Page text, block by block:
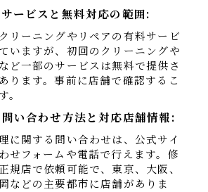
ービスと無料対応の範囲:
リーニングやリペアの有料サービ
いますが、初回のクリーニングや
ど一部のサービスは無料で提供さ
ります。事前に店舗で確認するこ
。
い合わせ方法と対応店舗情報:
に関する問い合わせは、公式サイ
せフォームや電話で行えます。修
規店で依頼可能で、東京、大阪、
などの主要都市に店舗がありま